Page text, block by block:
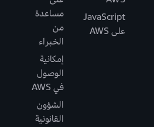
JavaScript
على AWS
مساعدة
من
الخبراء
إمكانية
الوصول
في AWS
الشؤون
القانونية